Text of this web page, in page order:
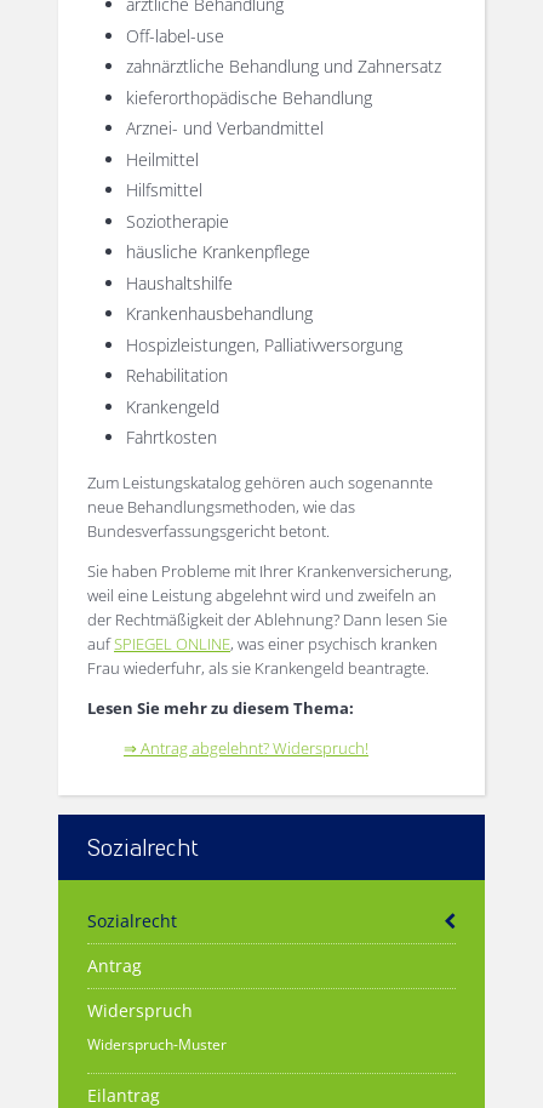
Off-label-use
zahnärztliche Behandlung und Zahnersatz
kieferorthopädische Behandlung
Arznei- und Verbandmittel
Heilmittel
Hilfsmittel
Soziotherapie
häusliche Krankenpflege
Haushaltshilfe
Krankenhausbehandlung
Hospizleistungen, Palliativversorgung
Rehabilitation
Krankengeld
Fahrtkosten
Zum Leistungskatalog gehören auch sogenannte
neue Behandlungsmethoden, wie das
Bundesverfassungsgericht betont.
Sie haben Probleme mit Ihrer Krankenversicherung,
weil eine Leistung abgelehnt wird und zweifeln an
der Rechtmäßigkeit der Ablehnung? Dann lesen Sie
aufSPIEGEL ONLINE, was einer psychisch kranken
Frau wiederfuhr, als sie Krankengeld beantragte.
Lesen Sie mehr zu diesem Thema:
⇒ Antrag abgelehnt? Widerspruch!
Sozialrecht
Sozialrecht
Antrag
Widerspruch
Widerspruch-Muster
Eilantrag